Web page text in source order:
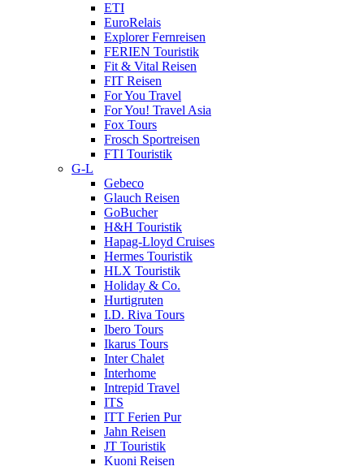
ETI
EuroRelais
Explorer Fernreisen
FERIEN Touristik
Fit & Vital Reisen
FIT Reisen
For You Travel
For You! Travel Asia
Fox Tours
Frosch Sportreisen
FTI Touristik
G-L
Gebeco
Glauch Reisen
GoBucher
H&H Touristik
Hapag-Lloyd Cruises
Hermes Touristik
HLX Touristik
Holiday & Co.
Hurtigruten
I.D. Riva Tours
Ibero Tours
Ikarus Tours
Inter Chalet
Interhome
Intrepid Travel
ITS
ITT Ferien Pur
Jahn Reisen
JT Touristik
Kuoni Reisen